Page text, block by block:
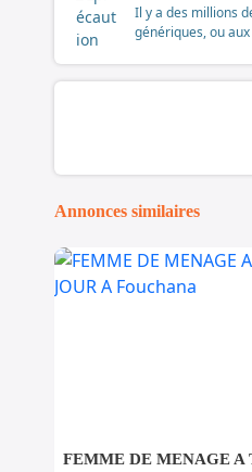
Il y a des millions
génériques, ou
Annonces similaires